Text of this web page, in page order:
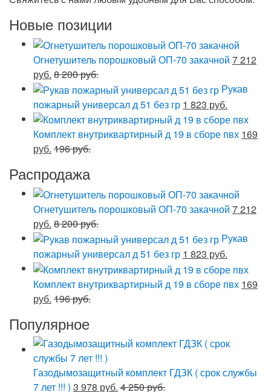
Новые позиции
Огнетушитель порошковый ОП-70 закачной 7 212
руб. 8 200 руб.
Рукав
пожарный универсал д 51 без гр 1 823 руб.
Комплект внутриквартирный д 19 в сборе пвх 169
руб. 196 руб.
Распродажа
Огнетушитель порошковый ОП-70 закачной 7 212
руб. 8 200 руб.
Рукав
пожарный универсал д 51 без гр 1 823 руб.
Комплект внутриквартирный д 19 в сборе пвх 169
руб. 196 руб.
Популярное
Газодымозащитный комплект ГДЗК ( срок службы
7 лет !!! ) 3 978 руб. 4 250 руб.